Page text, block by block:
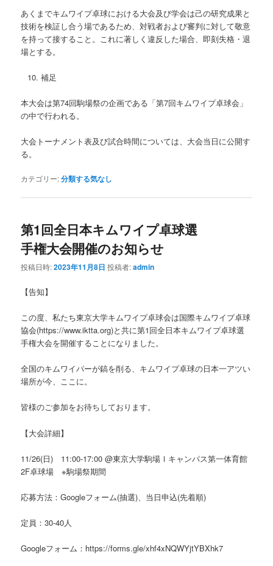
あくまでキムワイプ卓球における大会及び学会は己の研究成果と
技術を検証し合う場であるため、対戦者および審判に対して敬意
を持って接すること。これに著しく違反した場合、即刻失格・退
場とする。
補足
本大会は第74回駒場祭の企画である「第7回キムワイプ卓球会」
の中で行われる。
大会トーナメント表及び試合時間については、大会当日に公開す
る。
カテゴリー:分類する気なし
第1回全日本キムワイプ卓球選
手権大会開催のお知らせ
投稿日時:2023年11月8日 投稿者:admin
【告知】
この度、私たち東京大学キムワイプ卓球会は国際キムワイプ卓球
協会(https://www.iktta.org)と共に第1回全日本キムワイプ卓球選
手権大会を開催することになりました。
全国のキムワイパーが鎬を削る、キムワイプ卓球の日本一アツい
場所が今、ここに。
皆様のご参加をお待ちしております。
【大会詳細】
11/26(日) 11:00-17:00 @東京大学駒場Ⅰキャンパス第一体育館
2F卓球場 ※駒場祭期間
応募方法：Googleフォーム(抽選)、当日申込(先着順)
定員：30-40人
Googleフォーム：https://forms.gle/xhf4xNQWYjtYBXhk7